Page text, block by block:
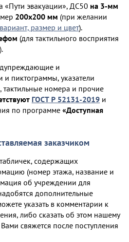
«Пути эвакуации», ДС50 на 3-мм
200х200 мм (при желании
размер и цвет).
(для тактильного восприятия
и
пиктограммы, указатели
номера и прочие
ГОСТ Р 52131-2019 и
по программе «Доступная
заказчиком
содержащих
(номер этажа, название и
об учреждении для
дополнительные
указать в комментарии к
либо сказать об этом нашему
свяжется после поступления